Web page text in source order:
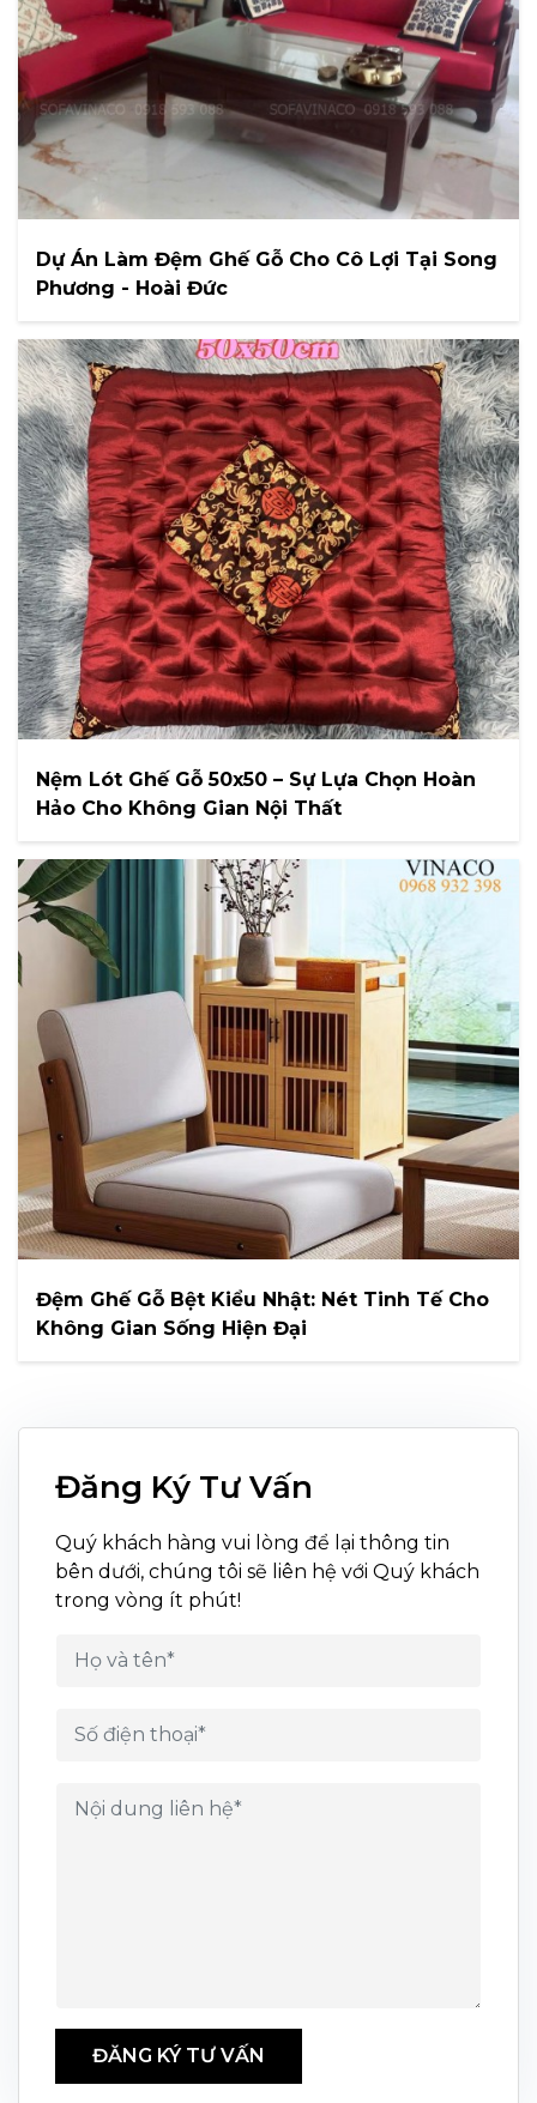
Dự Án Làm Đệm Ghế Gỗ Cho Cô Lợi Tại Song
Phương - Hoài Đức
Nệm Lót Ghế Gỗ 50x50 – Sự Lựa Chọn Hoàn
Hảo Cho Không Gian Nội Thất
Đệm Ghế Gỗ Bệt Kiểu Nhật: Nét Tinh Tế Cho
Không Gian Sống Hiện Đại
Đăng Ký Tư Vấn
Quý khách hàng vui lòng để lại thông tin
bên dưới, chúng tôi sẽ liên hệ với Quý khách
trong vòng ít phút!
ĐĂNG KÝ TƯ VẤN